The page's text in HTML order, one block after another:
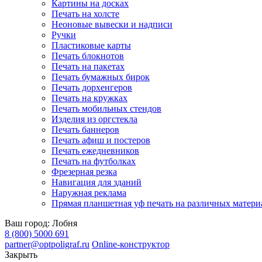
Картины на досках
Печать на холсте
Неоновые вывески и надписи
Ручки
Пластиковые карты
Печать блокнотов
Печать на пакетах
Печать бумажных бирок
Печать дорхенгеров
Печать на кружках
Печать мобильных стендов
Изделия из оргстекла
Печать баннеров
Печать афиш и постеров
Печать ежедневников
Печать на футболках
Фрезерная резка
Навигация для зданий
Наружная реклама
Прямая планшетная уф печать на различных
Ваш город: Лобня
8 (800) 5000 691
partner@optpoligraf.ru Online-конструктор
Закрыть